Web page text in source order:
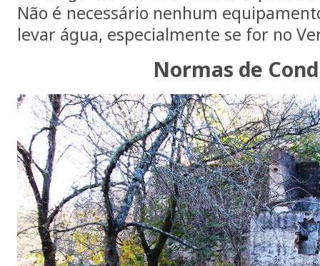
Não é necessário nenhum
levar água, especialmente se for no
Normas de